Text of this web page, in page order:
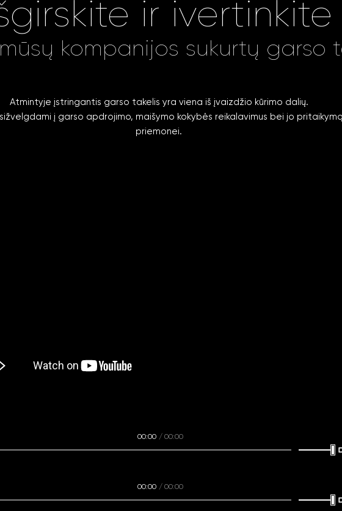
ir ivertinkite
kompanijos sukurtų garso
Atmintyje įstringantis garso takelis yra viena iš įvaizdžio kūrimo dalių.
į garso apdrojimo, maišymo kokybės reikalavimus bei jo
priemonei.
00:00 00:00
00:00 00:00